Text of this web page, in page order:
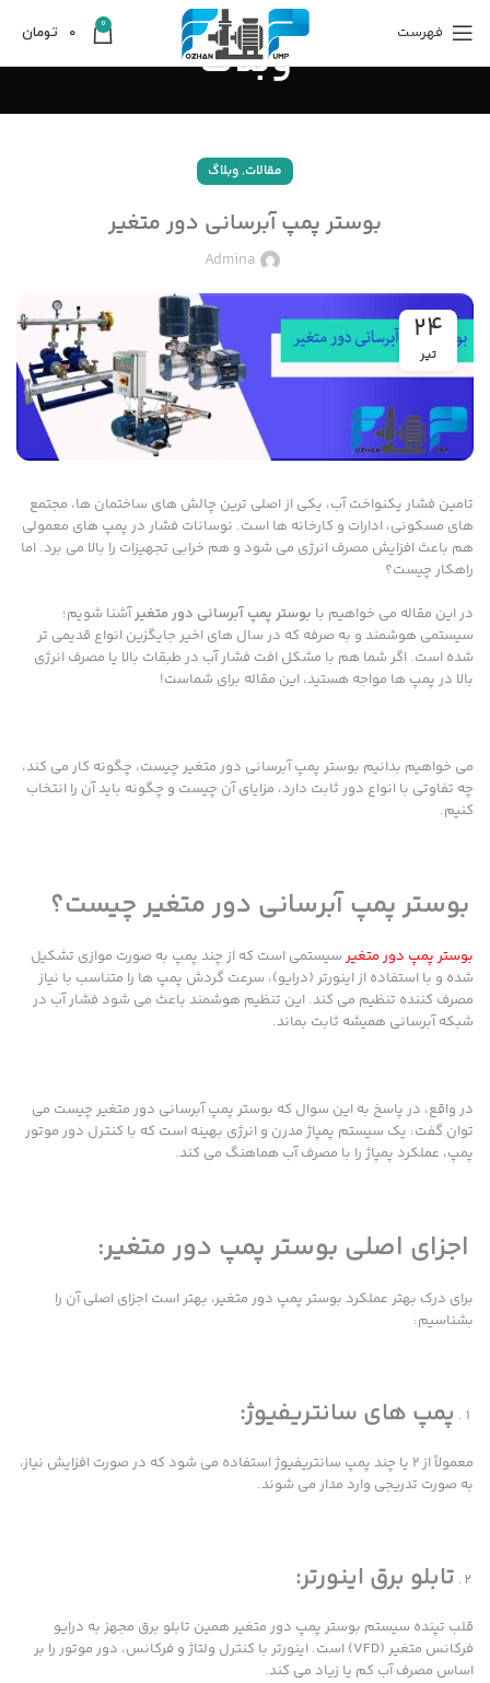
فهرست 0
0 تومان وبلاگ
مقالات,وبلاگ
بوستر پمپ آبرسانی دور متغیر
Admina
24
تیر
تامین فشار یکنواخت آب، یکی از اصلی ترین چالش های ساختمان ها، مجتمع
های مسکونی، ادارات و کارخانه ها است. نوسانات فشار در پمپ های معمولی
هم باعث افزایش مصرف انرژی می شود و هم خرابی تجهیزات را بالا می برد. اما
راهکار چیست؟
در این مقاله می خواهیم با بوستر پمپ آبرسانی دور متغیرآشنا شویم؛
سیستمی هوشمند و به صرفه که در سال های اخیر جایگزین انواع قدیمی تر
شده است. اگر شما هم با مشکل افت فشار آب در طبقات بالا یا مصرف انرژی
بالا در پمپ ها مواجه هستید، این مقاله برای شماست!
می خواهیم بدانیم بوستر پمپ آبرسانی دور متغیر چیست، چگونه کار می کند،
چه تفاوتی با انواع دور ثابت دارد، مزایای آن چیست و چگونه باید آن را انتخاب
کنیم.
بوستر پمپ آبرسانی دور متغیر چیست؟
بوستر پمپ دور متغیر سیستمی است که از چند پمپ به صورت موازی تشکیل
شده و با استفاده از اینورتر (درایو)، سرعت گردش پمپ ها را متناسب با نیاز
مصرف کننده تنظیم می کند. این تنظیم هوشمند باعث می شود فشار آب در
شبکه آبرسانی همیشه ثابت بماند.
در واقع، در پاسخ به این سوال که بوستر پمپ آبرسانی دور متغیر چیست می
توان گفت: یک سیستم پمپاژ مدرن و انرژی بهینه است که با کنترل دور موتور
پمپ، عملکرد پمپاژ را با مصرف آب هماهنگ می کند.
اجزای اصلی بوستر پمپ دور متغیر:
برای درک بهتر عملکرد بوستر پمپ دور متغیر، بهتر است اجزای اصلی آن را
بشناسیم:
پمپ های سانتریفیوژ:
معمولاً از ۲ یا چند پمپ سانتریفیوژ استفاده می شود که در صورت افزایش نیاز،
به صورت تدریجی وارد مدار می شوند.
تابلو برق اینورتر:
قلب تپنده سیستم بوستر پمپ دور متغیر همین تابلو برق مجهز به درایو
فرکانس متغیر (VFD) است. اینورتر با کنترل ولتاژ و فرکانس، دور موتور را بر
اساس مصرف آب کم یا زیاد می کند.